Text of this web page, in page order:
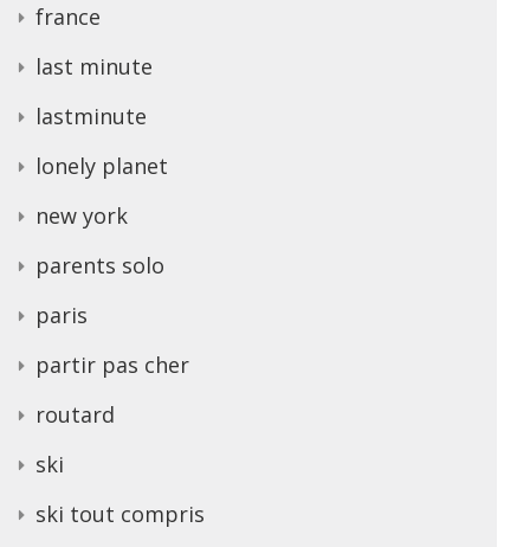
france
last minute
lastminute
lonely planet
new york
parents solo
paris
partir pas cher
routard
ski
ski tout compris